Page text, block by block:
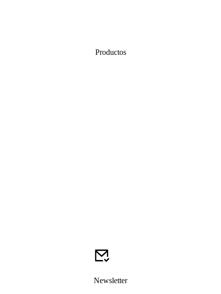
Productos
Newsletter